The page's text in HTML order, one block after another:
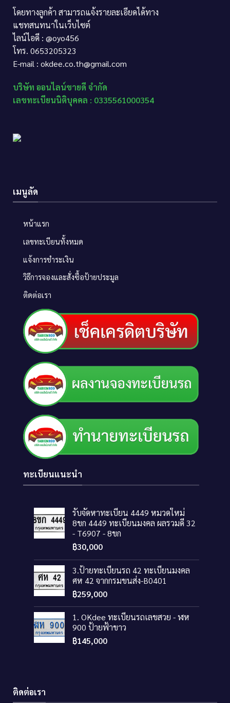
โดยทางลูกค้า สามารถแจ้งรายละเอียดได้ทาง
แชทสนทนาในเว็บไซต์
ไลน์ไอดี : @oyo456
โทร. 0653205323
E-mail : okdee.co.th@gmail.com
บริษัท ออนไลน์ขายดี จำกัด
เลขทะเบียนนิติบุคคล : 0335561000354
เมนูลัด
หน้าแรก
เลขทะเบียนทั้งหมด
แจ้งการชำระเงิน
วิธีการจองและสั่งซื้อป้ายประมูล
ติดต่อเรา
ทะเบียนแนะนำ
รับจัดหาทะเบียน 4449 หมวดใหม่
8ขก 4449 ทะเบียนมงคล ผลรวมดี 32
- T6907 - 8ขก
฿30,000
3.ป้ายทะเบียนรถ 42 ทะเบียนมงคล
ศห 42 จากกรมขนส่ง-B0401
฿259,000
1. OKdee ทะเบียนรถเลขสวย - ฬห
900 ป้ายฟ้าขาว
฿145,000
ติดต่อเรา